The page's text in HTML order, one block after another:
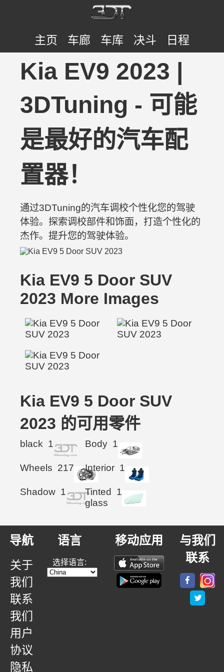
主页 车廊 车库 决斗 日程
Kia EV9 2023 |
3DTuning - 可能
是最好的汽车配
置器！
通过3DTuning的汽车调校个性化您的驾驶
体验。探索调校部件和饰面，打造个性化的
杰作。提升您的驾驶体验。
Kia EV9 5 Door SUV
2023 More Images
Kia EV9 5 Door SUV
2023 的可用零件
black 1 Body 1
Wheels 217 Interior 1
Shadow 1
Tinted
glass
1
导航
关于
我们
联系
我们
用户
协议
隐私
语言
选择语言:
移动应用
与我们
联系